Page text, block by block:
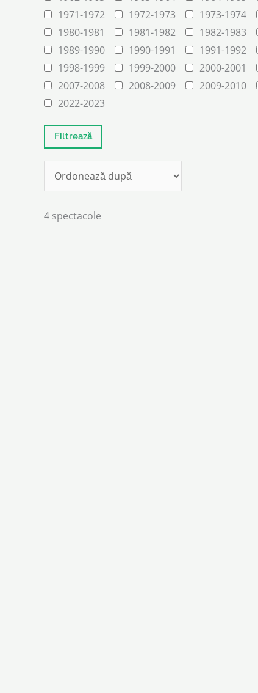
1971-1972
1972-1973 1973-1974
1980-1981
1981-1982 1982-1983
1989-1990
1990-1991 1991-1992
1998-1999
1999-2000 2000-2001
2007-2008
2008-2009 2009-2010
2022-2023
4 spectacole